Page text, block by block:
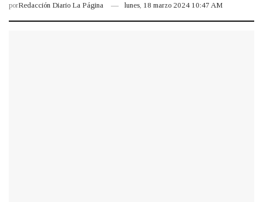
porRedacción Diario La Página lunes, 18 marzo 2024 10:47 AM